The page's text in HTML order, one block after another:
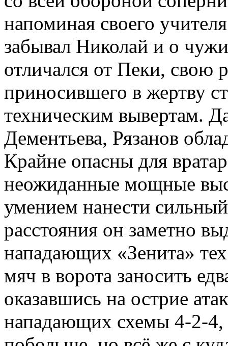
напоминая своего
забывал Николай и о
отличался от Пеки, свою
приносившего в жертву
техническим вывертам.
Дементьева, Рязанов
Крайне опасны для
неожиданные мощные
умением нанести
расстояния он заметно
нападающих «Зенита»
мяч в ворота заносить
оказавшись на острие
нападающих схемы 4-2-4,